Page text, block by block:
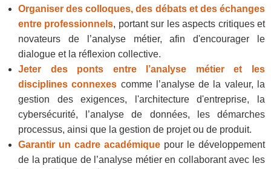
Organiser des colloques, des débats et des échanges
entre professionnels, portant sur les aspects critiques et
novateurs de l’analyse métier, afin d'encourager le
dialogue et la réflexion collective.
Jeter des ponts entre l’analyse métier et les
disciplines connexes comme l’analyse de la valeur, la
gestion des exigences, l'architecture d'entreprise, la
cybersécurité, l’analyse de données, les démarches
processus, ainsi que la gestion de projet ou de produit.
Garantir un cadre académique pour le développement
de la pratique de l’analyse métier en collaborant avec les